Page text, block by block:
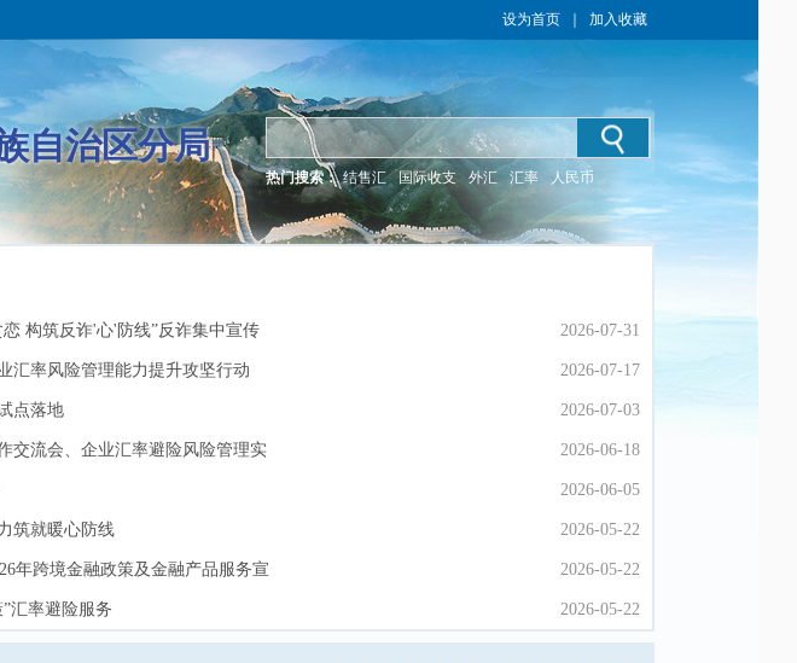
设为首页 加入收藏
自治区分局
热门搜索： 结售汇 国际收支 外汇 汇率 人民币
构筑反诈'心'防线”反诈集中宣传 2026-07-31
汇率风险管理能力提升攻坚行动 2026-07-17
点落地 2026-07-03
交流会、企业汇率避险风险管理实 2026-06-18
2026-06-05
筑就暖心防线 2026-05-22
年跨境金融政策及金融产品服务宣 2026-05-22
汇率避险服务 2026-05-22
构筑反诈'心'防线”反诈集中宣传 2026-07-31
汇率风险管理能力提升攻坚行动 2026-07-17
点落地 2026-07-03
交流会、企业汇率避险风险管理实 2026-06-18
2026-06-05
筑就暖心防线 2026-05-22
年跨境金融政策及金融产品服务宣 2026-05-22
汇率避险服务 2026-05-22